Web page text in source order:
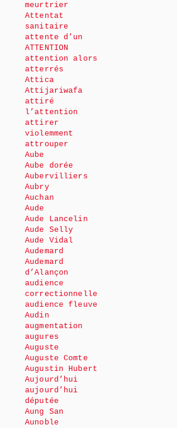
meurtrier
Attentat
sanitaire
attente d’un
ATTENTION
attention alors
atterrés
Attica
Attijariwafa
attiré
l’attention
attirer
violemment
attrouper
Aube
Aube dorée
Aubervilliers
Aubry
Auchan
Aude
Aude Lancelin
Aude Selly
Aude Vidal
Audemard
Audemard
d’Alançon
audience
correctionnelle
audience fleuve
Audin
augmentation
augures
Auguste
Auguste Comte
Augustin Hubert
Aujourd’hui
aujourd’hui
députée
Aung San
Aunoble